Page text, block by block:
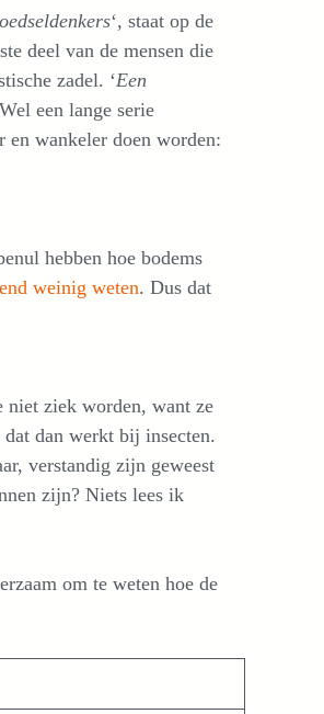
‘, staat op de
deel van de mensen die
zadel. ‘Een
een lange serie
en wankeler doen worden:
hebben hoe bodems
weinig weten. Dus dat
niet ziek worden, want ze
dan werkt bij insecten.
verstandig zijn geweest
zijn? Niets lees ik
om te weten hoe de